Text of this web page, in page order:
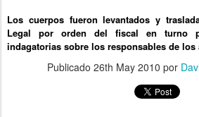
Los cuerpos fueron levantados y
Legal por orden del fiscal en turno
indagatorias sobre los responsables de los
Publicado 26th May 2010 por